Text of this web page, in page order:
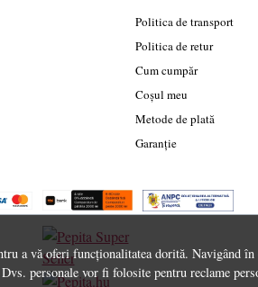
a vă oferi funcționalitatea dorită. Navigând
personale vor fi folosite pentru reclame
Politica de transport
Politica de retur
Cum cumpăr
Coșul meu
Metode de plată
Garanție